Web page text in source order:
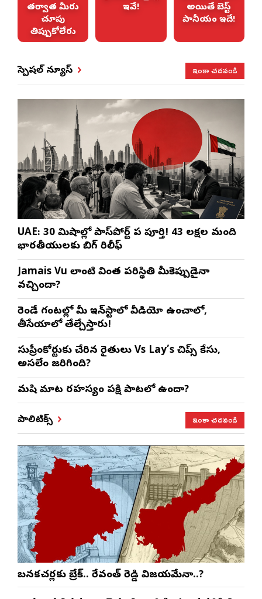
తర్వాత మీరు
చూపు
తిప్పుకోలేరు
ఇవే!
అయితే బెస్ట్
పానీయం ఇదే!
స్పెషల్ న్యూస్ ఇంకా చదవండి
UAE: 30 నిమిషాల్లో పాస్‌పోర్ట్ పని పూర్తి! 43 లక్షల మంది
భారతీయులకు బిగ్ రిలీఫ్
Jamais Vu లాంటి వింత పరిస్థితి మీకెప్పుడైనా
వచ్చిందా?
రెండే గంటల్లో మీ ఇన్‌స్టాలో వీడియో ఉంచాలో,
తీసేయాలో తేల్చేస్తారు!
సుప్రీంకోర్టుకు చేరిన రైతులు Vs Lay’s చిప్స్‌ కేసు,
అసలేం జరిగింది?
మనిషి మాట రహస్యం పక్షి పాటలో ఉందా?
పాలిటిక్స్ ఇంకా చదవండి
బనకచర్లకు బ్రేక్.. రేవంత్ రెడ్డి విజయమేనా..?